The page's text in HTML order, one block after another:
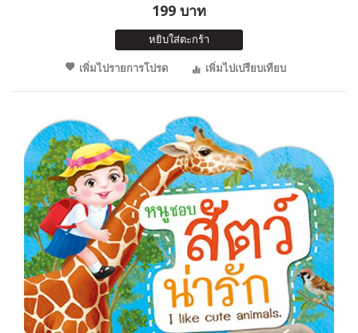
199 บาท
หยิบใส่ตะกร้า
เพิ่มไปรายการโปรด
เพิ่มไปเปรียบเทียบ